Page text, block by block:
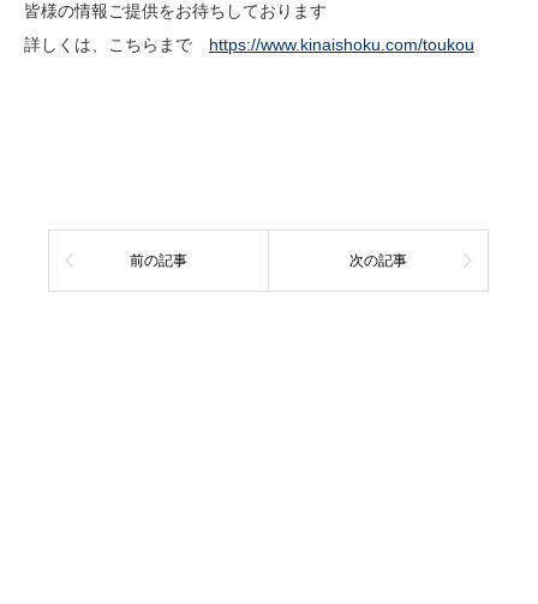
皆様の情報ご提供をお待ちしております
詳しくは、こちらまで https://www.kinaishoku.com/toukou
前の記事 次の記事